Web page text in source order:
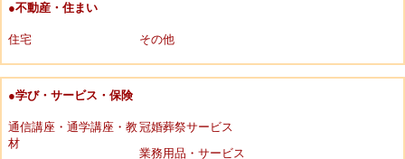
●不動産・住まい
住宅 その他
●学び・サービス・保険
通信講座・通学講座・教
材
冠婚葬祭サービス
業務用品・サービス